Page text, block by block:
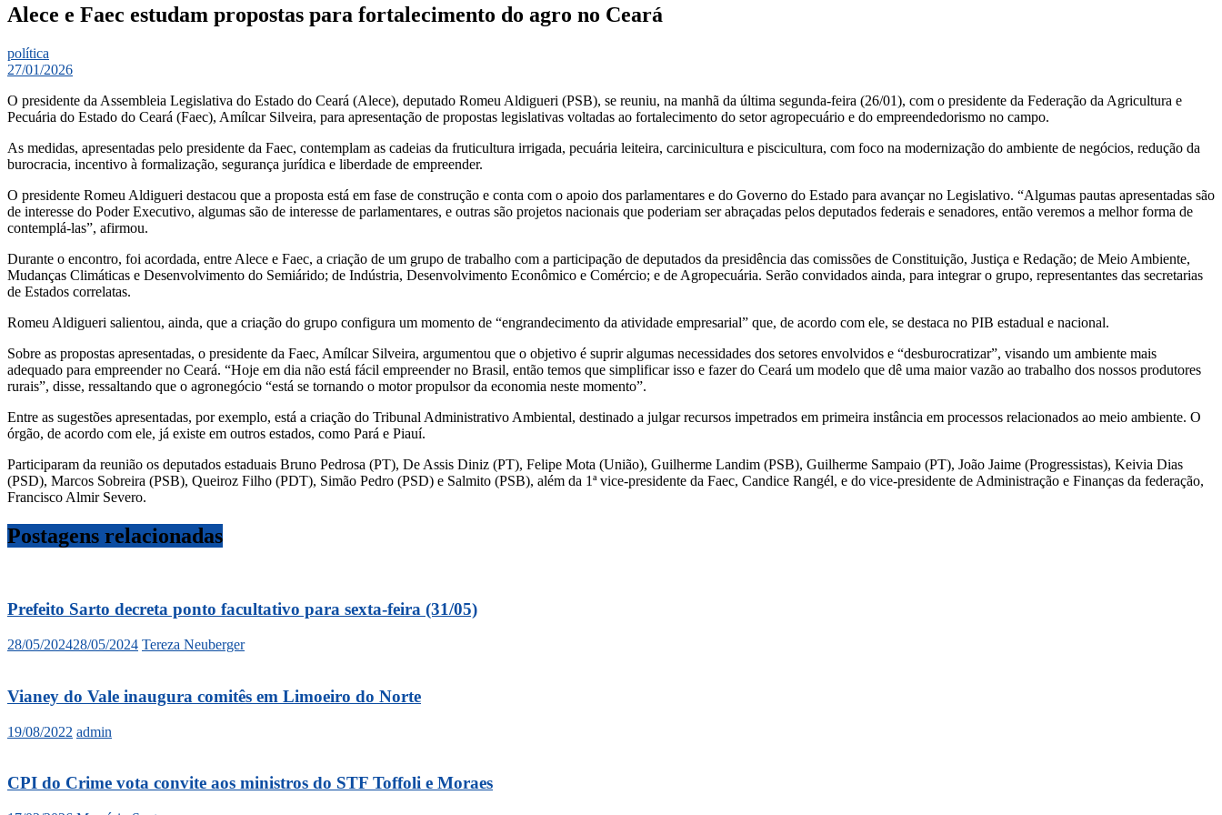
Alece e Faec estudam propostas para fortalecimento do agro no Ceará
política
27/01/2026
O presidente da Assembleia Legislativa do Estado do Ceará (Alece), deputado Romeu Aldigueri (PSB), se reuniu, na manhã da última segunda-feira (26/01), com o presidente da Federação da Agricultura e
Pecuária do Estado do Ceará (Faec), Amílcar Silveira, para apresentação de propostas legislativas voltadas ao fortalecimento do setor agropecuário e do empreendedorismo no campo.
As medidas, apresentadas pelo presidente da Faec, contemplam as cadeias da fruticultura irrigada, pecuária leiteira, carcinicultura e piscicultura, com foco na modernização do ambiente de negócios, redução da
burocracia, incentivo à formalização, segurança jurídica e liberdade de empreender.
O presidente Romeu Aldigueri destacou que a proposta está em fase de construção e conta com o apoio dos parlamentares e do Governo do Estado para avançar no Legislativo. “Algumas pautas apresentadas são
de interesse do Poder Executivo, algumas são de interesse de parlamentares, e outras são projetos nacionais que poderiam ser abraçadas pelos deputados federais e senadores, então veremos a melhor forma de
contemplá-las”, afirmou.
Durante o encontro, foi acordada, entre Alece e Faec, a criação de um grupo de trabalho com a participação de deputados da presidência das comissões de Constituição, Justiça e Redação; de Meio Ambiente,
Mudanças Climáticas e Desenvolvimento do Semiárido; de Indústria, Desenvolvimento Econômico e Comércio; e de Agropecuária. Serão convidados ainda, para integrar o grupo, representantes das secretarias
de Estados correlatas.
Romeu Aldigueri salientou, ainda, que a criação do grupo configura um momento de “engrandecimento da atividade empresarial” que, de acordo com ele, se destaca no PIB estadual e nacional.
Sobre as propostas apresentadas, o presidente da Faec, Amílcar Silveira, argumentou que o objetivo é suprir algumas necessidades dos setores envolvidos e “desburocratizar”, visando um ambiente mais
adequado para empreender no Ceará. “Hoje em dia não está fácil empreender no Brasil, então temos que simplificar isso e fazer do Ceará um modelo que dê uma maior vazão ao trabalho dos nossos produtores
rurais”, disse, ressaltando que o agronegócio “está se tornando o motor propulsor da economia neste momento”.
Entre as sugestões apresentadas, por exemplo, está a criação do Tribunal Administrativo Ambiental, destinado a julgar recursos impetrados em primeira instância em processos relacionados ao meio ambiente. O
órgão, de acordo com ele, já existe em outros estados, como Pará e Piauí.
Participaram da reunião os deputados estaduais Bruno Pedrosa (PT), De Assis Diniz (PT), Felipe Mota (União), Guilherme Landim (PSB), Guilherme Sampaio (PT), João Jaime (Progressistas), Keivia Dias
(PSD), Marcos Sobreira (PSB), Queiroz Filho (PDT), Simão Pedro (PSD) e Salmito (PSB), além da 1ª vice-presidente da Faec, Candice Rangél, e do vice-presidente de Administração e Finanças da federação,
Francisco Almir Severo.
Postagens relacionadas
Prefeito Sarto decreta ponto facultativo para sexta-feira (31/05)
28/05/202428/05/2024 Tereza Neuberger
Vianey do Vale inaugura comitês em Limoeiro do Norte
19/08/2022 admin
CPI do Crime vota convite aos ministros do STF Toffoli e Moraes